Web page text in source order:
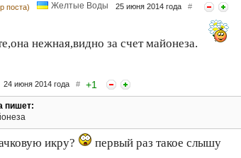
поста) Желтые Воды 25 июня 2014 года #
нежная,видно за счет майонеза.
24 июня 2014 года # +1
пишет:
икру? первый раз такое слышу